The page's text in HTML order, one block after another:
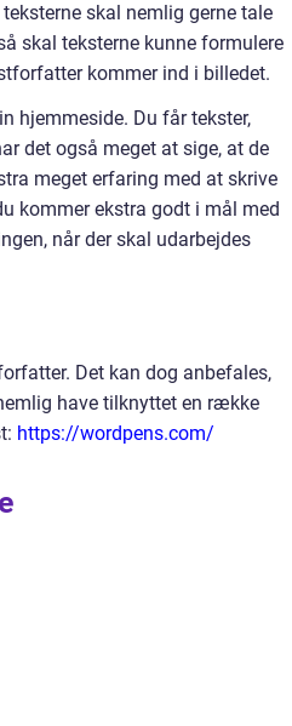
skal nemlig gerne tale
skal teksterne kunne formulere
kommer ind i billedet.
hjemmeside. Du får tekster,
det også meget at sige, at de
meget erfaring med at skrive
kommer ekstra godt i mål med
når der skal udarbejdes
Det kan dog anbefales,
have tilknyttet en række
https://wordpens.com/